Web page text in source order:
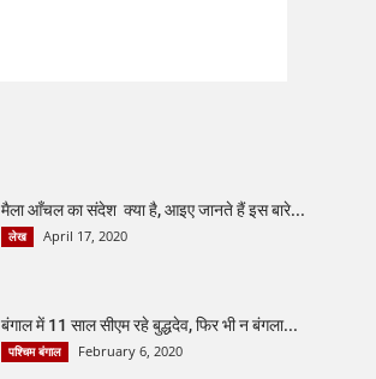
मैला आँचल का संदेश क्या है, आइए जानते हैं इस बारे...
लेख April 17, 2020
बंगाल में 11 साल सीएम रहे बुद्धदेव, फिर भी न बंगला...
पश्चिम बंगाल February 6, 2020